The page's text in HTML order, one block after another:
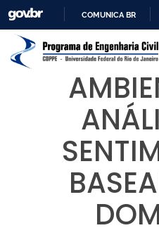
COMUNICA BR